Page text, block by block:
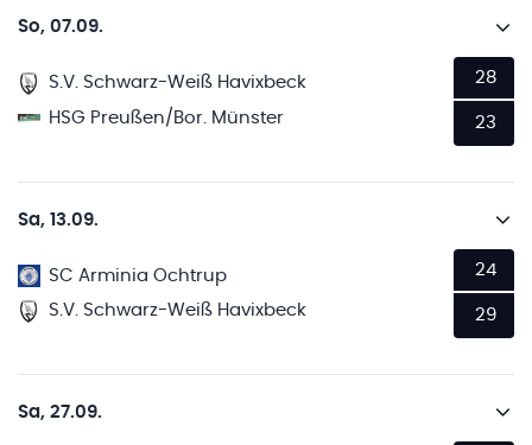
So, 07.09.
S.V. Schwarz-Weiß Havixbeck
HSG Preußen/Bor. Münster
28
23
Sa, 13.09.
SC Arminia Ochtrup
S.V. Schwarz-Weiß Havixbeck
24
29
Sa, 27.09.